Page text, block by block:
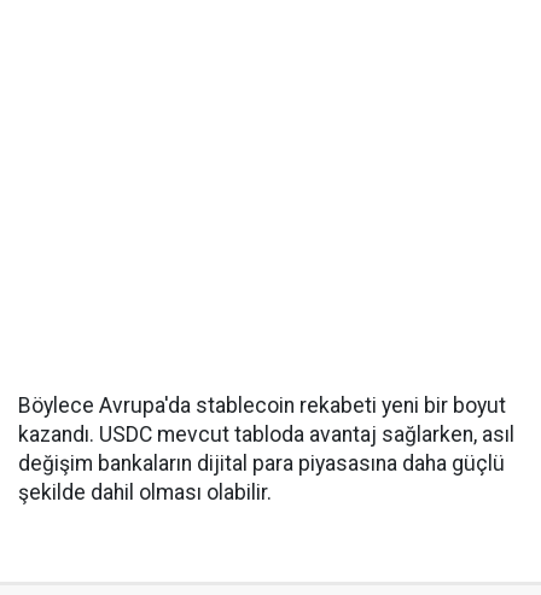
Böylece Avrupa'da stablecoin rekabeti yeni bir boyut
kazandı. USDC mevcut tabloda avantaj sağlarken, asıl
değişim bankaların dijital para piyasasına daha güçlü
şekilde dahil olması olabilir.